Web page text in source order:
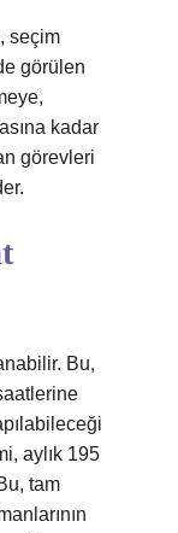
seçim
görülen
kadar
görevleri
Bu,
aylık 195
tam